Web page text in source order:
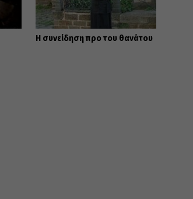
Η συνείδηση προ του θανάτου